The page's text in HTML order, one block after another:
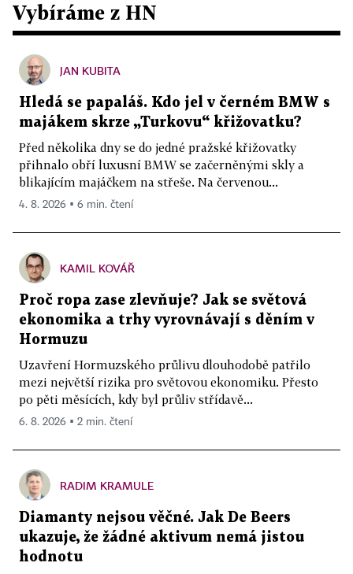
Vybíráme z HN
JAN KUBITA
Hledá se papaláš. Kdo jel v černém BMW s
majákem skrze „Turkovu“ křižovatku?
Před několika dny se do jedné pražské křižovatky
přihnalo obří luxusní BMW se začerněnými skly a
blikajícím majáčkem na střeše. Na červenou...
4. 8. 2026 ▪ 6 min. čtení
KAMIL KOVÁŘ
Proč ropa zase zlevňuje? Jak se světová
ekonomika a trhy vyrovnávají s děním v
Hormuzu
Uzavření Hormuzského průlivu dlouhodobě patřilo
mezi největší rizika pro světovou ekonomiku. Přesto
po pěti měsících, kdy byl průliv střídavě...
6. 8. 2026 ▪ 2 min. čtení
RADIM KRAMULE
Diamanty nejsou věčné. Jak De Beers
ukazuje, že žádné aktivum nemá jistou
hodnotu